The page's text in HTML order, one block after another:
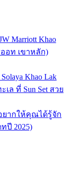
Marriott Khao
ออท เขาหลัก)
Khao Lak
ล ที่ Sun Set สวย
ยากให้คุณได้รู้จัก
ปี 2025)